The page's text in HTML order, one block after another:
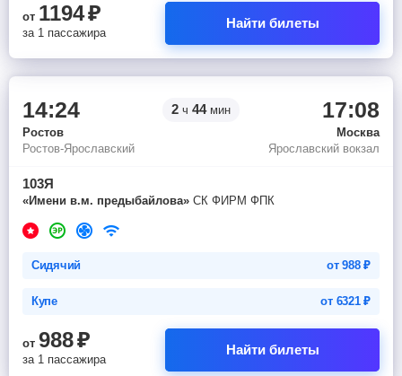
от 1194₽
за 1 пассажира
Найти билеты
14:24 2 ч 44мин 17:08
Ростов
Москва
Ростов-Ярославский
Ярославский вокзал
103Я
«Имени в.м. предыбайлова» СК ФИРМ ФПК
Сидячий от988₽
Купе от 6321₽
от 988₽
за 1 пассажира
Найти билеты